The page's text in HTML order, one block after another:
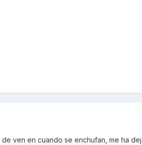
ven en cuando se enchufan, me ha